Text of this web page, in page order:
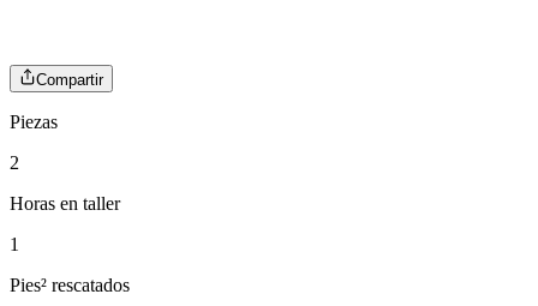
Compartir
Piezas
2
Horas en taller
1
Pies² rescatados